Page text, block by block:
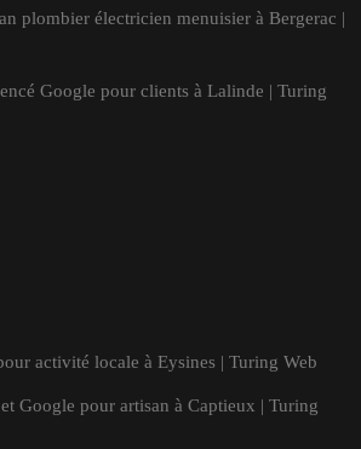
plombier électricien menuisier à Bergerac |
Google pour clients à Lalinde | Turing
activité locale à Eysines | Turing Web
Google pour artisan à Captieux | Turing